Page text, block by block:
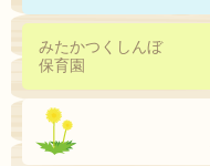
みたかつくしんぼ
保育園